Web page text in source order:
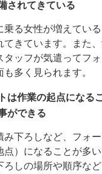
されてきている
乗る女性が増えてい
てきています。また
タッフが気遣ってフ
多く見られます。
は作業の起点になる
ができる
み下ろしなど、フォ
点）になることが多
ろしの場所や順序な